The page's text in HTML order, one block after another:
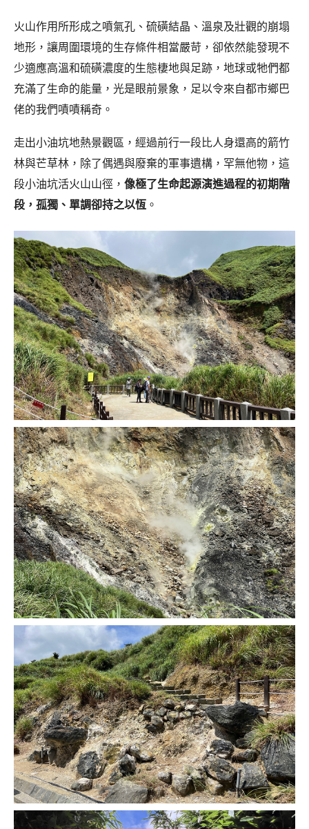
火山作用所形成之噴氣孔、硫磺結晶、溫泉及壯觀的崩塌
地形，讓周圍環境的生存條件相當嚴苛，卻依然能發現不
少適應高溫和硫磺濃度的生態棲地與足跡，地球或牠們都
充滿了生命的能量，光是眼前景象，足以令來自都市鄉巴
佬的我們嘖嘖稱奇。
走出小油坑地熱景觀區，經過前行一段比人身還高的箭竹
林與芒草林，除了偶遇與廢棄的軍事遺構，罕無他物，這
段小油坑活火山山徑， 像極了生命起源演進過程的初期階
段，孤獨、單調卻持之以恆 。